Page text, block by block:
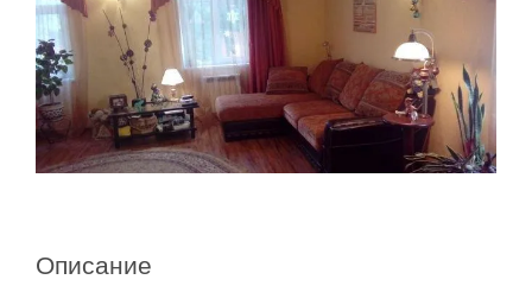
Описание